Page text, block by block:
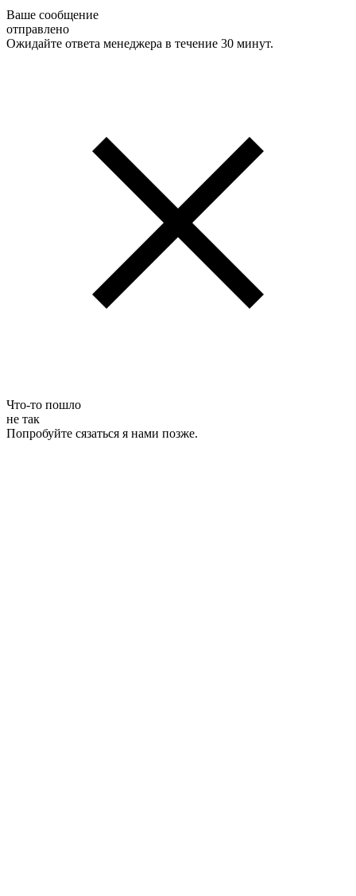
Ваше сообщение
отправлено
Ожидайте ответа менеджера в течение 30 минут.
Что-то пошло
не так
Попробуйте сязаться я нами позже.